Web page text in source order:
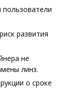
развития
не
линз.
о сроке